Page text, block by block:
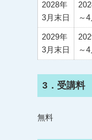
2028年
3月末日
～
2029年
3月末日
～
3．受講料
無料